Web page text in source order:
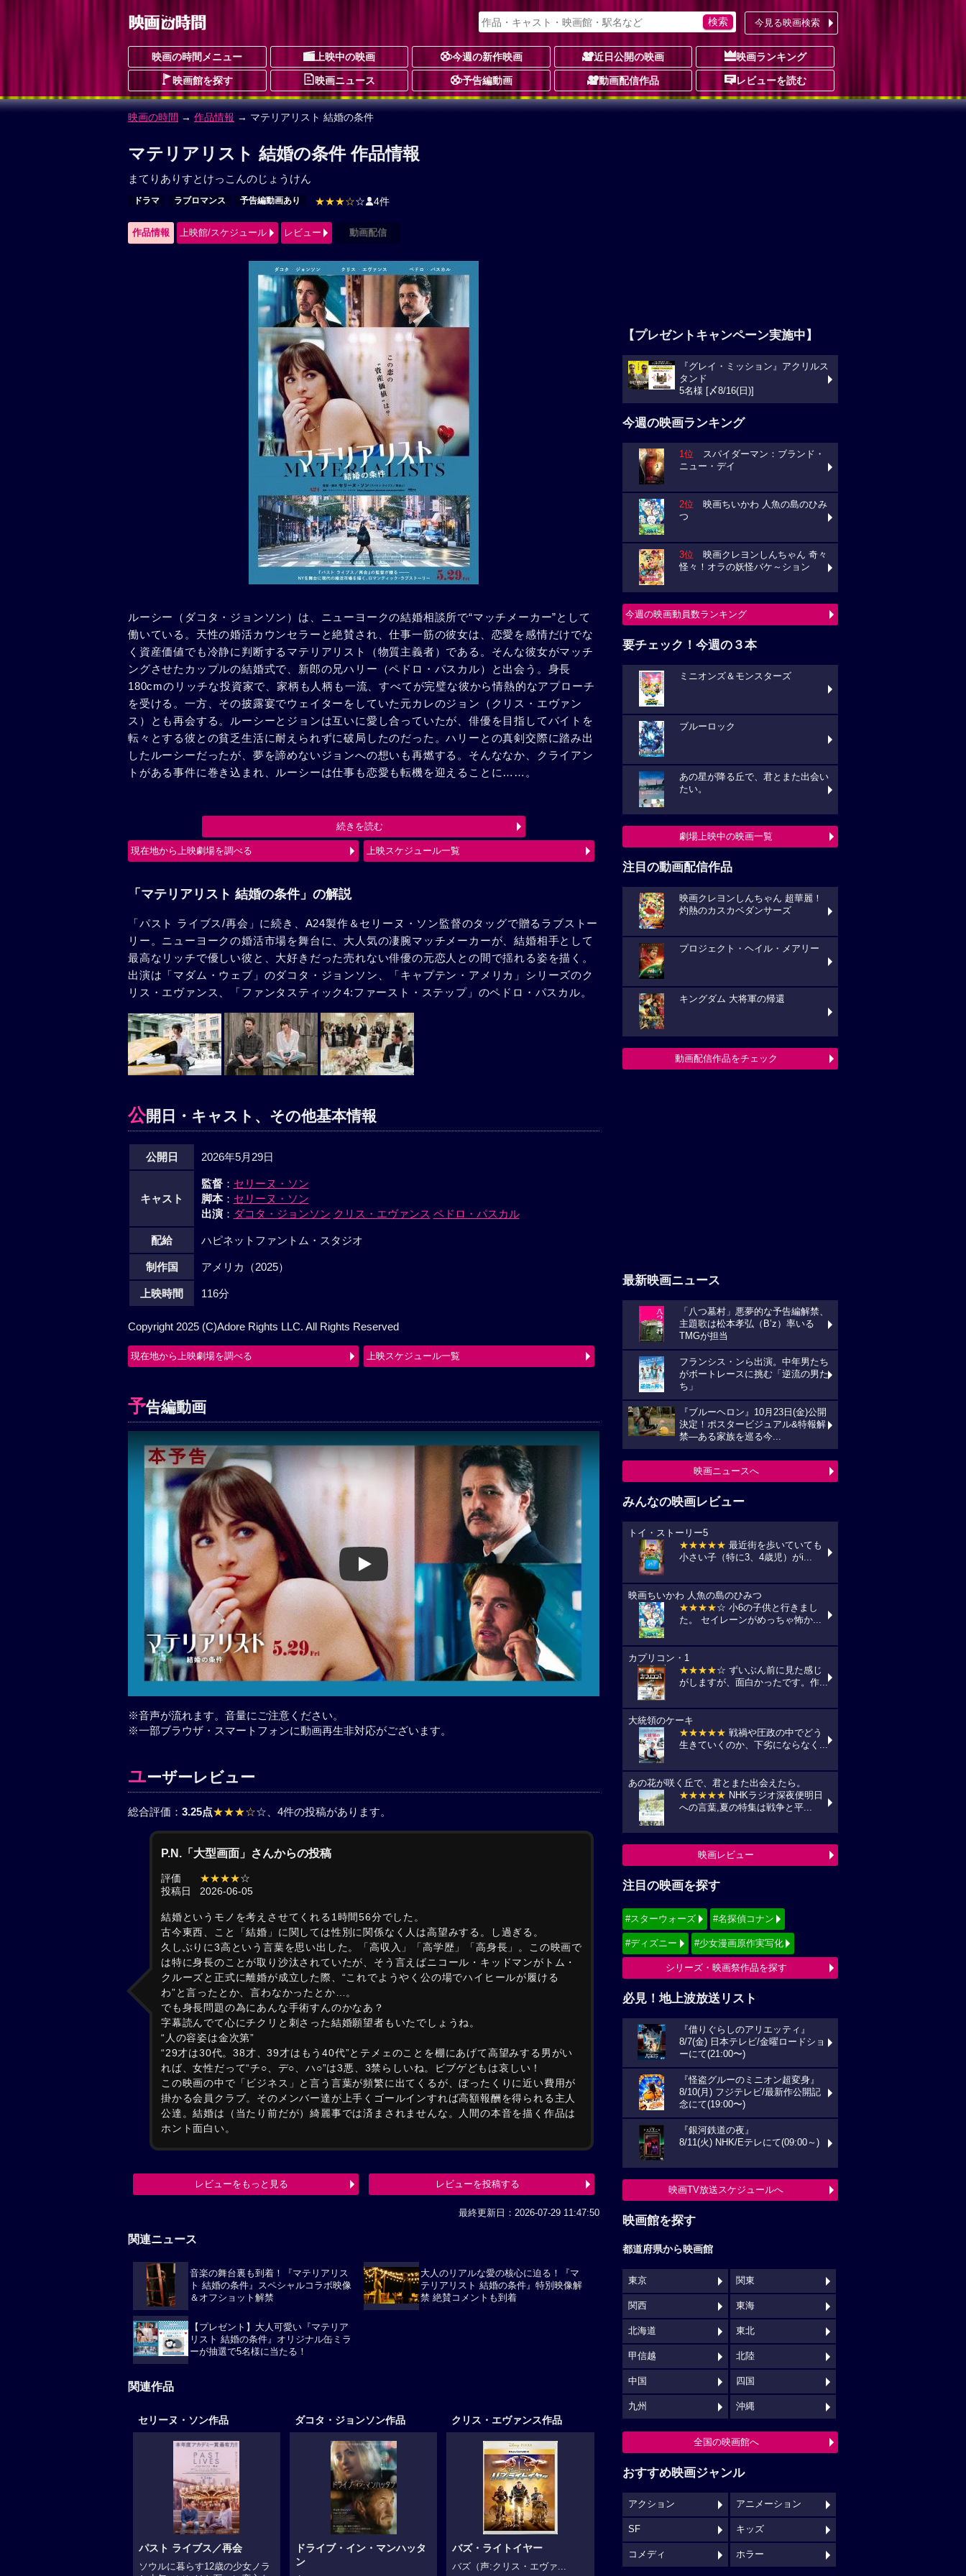
今見る映画検索
映画の時間メニュー 上映中の映画 今週の新作映画 近日公開の映画 映画ランキング
映画館を探す 映画ニュース 予告編動画 動画配信作品 レビューを読む
映画の時間 → 作品情報 → マテリアリスト 結婚の条件
マテリアリスト 結婚の条件 作品情報
まてりありすとけっこんのじょうけん
ドラマ ラブロマンス 予告編動画あり ★★★☆☆ 4件
作品情報 上映館/スケジュール レビュー 動画配信
ルーシー（ダコタ・ジョンソン）は、ニューヨークの結婚相談所で“マッチメーカー”として
働いている。天性の婚活カウンセラーと絶賛され、仕事一筋の彼女は、恋愛を感情だけでな
く資産価値でも冷静に判断するマテリアリスト（物質主義者）である。そんな彼女がマッチ
ングさせたカップルの結婚式で、新郎の兄ハリー（ペドロ・パスカル）と出会う。身長
180cmのリッチな投資家で、家柄も人柄も一流、すべてが完璧な彼から情熱的なアプローチ
を受ける。一方、その披露宴でウェイターをしていた元カレのジョン（クリス・エヴァン
ス）とも再会する。ルーシーとジョンは互いに愛し合っていたが、俳優を目指してバイトを
転々とする彼との貧乏生活に耐えられずに破局したのだった。ハリーとの真剣交際に踏み出
したルーシーだったが、夢を諦めないジョンへの想いも再燃する。そんななか、クライアン
トがある事件に巻き込まれ、ルーシーは仕事も恋愛も転機を迎えることに……。
続きを読む
現在地から上映劇場を調べる 上映スケジュール一覧
「マテリアリスト 結婚の条件」の解説
「パスト ライブス/再会」に続き、A24製作＆セリーヌ・ソン監督のタッグで贈るラブストー
リー。ニューヨークの婚活市場を舞台に、大人気の凄腕マッチメーカーが、結婚相手として
最高なリッチで優しい彼と、大好きだった売れない俳優の元恋人との間で揺れる姿を描く。
出演は「マダム・ウェブ」のダコタ・ジョンソン、「キャプテン・アメリカ」シリーズのク
リス・エヴァンス、「ファンタスティック4:ファースト・ステップ」のペドロ・パスカル。
公開日・キャスト、その他基本情報
公開日 2026年5月29日
キャスト
監督： セリーヌ・ソン
脚本： セリーヌ・ソン
出演： ダコタ・ジョンソン クリス・エヴァンス ペドロ・パスカル
配給 ハピネットファントム・スタジオ
制作国 アメリカ（2025）
上映時間 116分
Copyright 2025 (C)Adore Rights LLC. All Rights Reserved
現在地から上映劇場を調べる 上映スケジュール一覧
予告編動画
Play
※音声が流れます。音量にご注意ください。
※一部ブラウザ・スマートフォンに動画再生非対応がございます。
ユーザーレビュー
総合評価： 3.25点★★★☆☆ 、4件の投稿があります。
P.N.「大型画面」さんからの投稿
評価 ★★★★☆
投稿日
2026-06-05
結婚というモノを考えさせてくれる1時間56分でした。
古今東西、こと「結婚」に関しては性別に関係なく人は高望みする。し過ぎる。
久しぶりに3高という言葉を思い出した。「高収入」「高学歴」「高身長」。この映画で
は特に身長のことが取り沙汰されていたが、そう言えばニコール・キッドマンがトム・
クルーズと正式に離婚が成立した際、“これでようやく公の場でハイヒールが履ける
わ”と言ったとか、言わなかったとか…。
でも身長問題の為にあんな手術すんのかなあ？
字幕読んでて心にチクリと刺さった結婚願望者もいたでしょうね。
“人の容姿は金次第”
“29才は30代。38才、39才はもう40代”とテメェのことを棚にあげて高望みする男がい
れば、女性だって“チ○、デ○、ハ○”は3悪、3禁らしいね。ビブゲどもは哀しい！
この映画の中で「ビジネス」と言う言葉が頻繁に出てくるが、ぼったくりに近い費用が
掛かる会員クラブ。そのメンバー達が上手くゴールインすれば高額報酬を得られる主人
公達。結婚は（当たり前だが）綺麗事では済まされませんな。人間の本音を描く作品は
ホント面白い。
レビューをもっと見る レビューを投稿する
最終更新日：2026-07-29 11:47:50
関連ニュース
音楽の舞台裏も到着！『マテリアリス
ト 結婚の条件』スペシャルコラボ映像
＆オフショット解禁
大人のリアルな愛の核心に迫る！『マ
テリアリスト 結婚の条件』特別映像解
禁 絶賛コメントも到着
【プレゼント】大人可愛い『マテリア
リスト 結婚の条件』オリジナル缶ミラ
ーが抽選で5名様に当たる！
関連作品
セリーヌ・ソン作品
パスト ライブス／再会
ソウルに暮らす12歳の少女ノラ
ダコタ・ジョンソン作品
ドライブ・イン・マンハッタ
ン
クリス・エヴァンス作品
バズ・ライトイヤー
バズ（声:クリス・エヴァ...
【プレゼントキャンペーン実施中】
『グレイ・ミッション』アクリルス
タンド
5名様 [〆8/16(日)]
今週の映画ランキング
1位 スパイダーマン：ブランド・
ニュー・デイ
2位 映画ちいかわ 人魚の島のひみ
つ
3位 映画クレヨンしんちゃん 奇々
怪々！オラの妖怪バケ～ション
今週の映画動員数ランキング
要チェック！今週の３本
ミニオンズ＆モンスターズ
ブルーロック
あの星が降る丘で、君とまた出会い
たい。
劇場上映中の映画一覧
注目の動画配信作品
映画クレヨンしんちゃん 超華麗！
灼熱のカスカベダンサーズ
プロジェクト・ヘイル・メアリー
キングダム 大将軍の帰還
動画配信作品をチェック
最新映画ニュース
「八つ墓村」悪夢的な予告編解禁、
主題歌は松本孝弘（B’z）率いる
TMGが担当
フランシス・ンら出演。中年男たち
がボートレースに挑む「逆流の男た
ち」
『ブルーヘロン』10月23日(金)公開
決定！ポスタービジュアル&特報解
禁―ある家族を巡る今...
映画ニュースへ
みんなの映画レビュー
トイ・ストーリー5
★★★★★ 最近街を歩いていても
小さい子（特に3、4歳児）がi...
映画ちいかわ 人魚の島のひみつ
★★★★☆ 小6の子供と行きまし
た。 セイレーンがめっちゃ怖か...
カプリコン・1
★★★★☆ ずいぶん前に見た感じ
がしますが、面白かったです。作...
大統領のケーキ
★★★★★ 戦禍や圧政の中でどう
生きていくのか、下劣にならなく...
あの花が咲く丘で、君とまた出会えたら。
★★★★★ NHKラジオ深夜便明日
への言葉,夏の特集は戦争と平...
映画レビュー
注目の映画を探す
#スターウォーズ #名探偵コナン
#ディズニー #少女漫画原作実写化
シリーズ・映画祭作品を探す
必見！地上波放送リスト
『借りぐらしのアリエッティ』
8/7(金) 日本テレビ/金曜ロードショ
ーにて(21:00〜)
『怪盗グルーのミニオン超変身』
8/10(月) フジテレビ/最新作公開記
念にて(19:00〜)
『銀河鉄道の夜』
8/11(火) NHK/Eテレにて(09:00～)
映画TV放送スケジュールへ
映画館を探す
都道府県から映画館
東京 関東
関西 東海
北海道 東北
甲信越 北陸
中国 四国
九州 沖縄
全国の映画館へ
おすすめ映画ジャンル
アクション アニメーション
SF キッズ
コメディ ホラー